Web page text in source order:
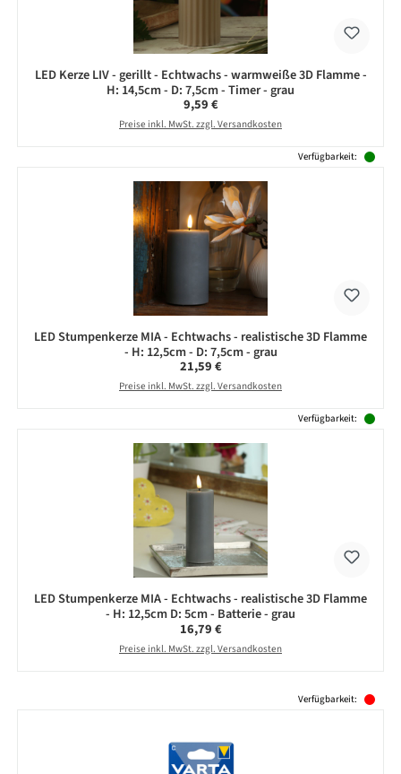
LED Kerze LIV - gerillt - Echtwachs - warmweiße 3D Flamme -
H: 14,5cm - D: 7,5cm - Timer - grau
Regulärer Preis:
9,59 €
Preise inkl. MwSt. zzgl. Versandkosten
Verfügbarkeit:
LED Stumpenkerze MIA - Echtwachs - realistische 3D Flamme
- H: 12,5cm - D: 7,5cm - grau
Regulärer Preis:
21,59 €
Preise inkl. MwSt. zzgl. Versandkosten
Verfügbarkeit:
LED Stumpenkerze MIA - Echtwachs - realistische 3D Flamme
- H: 12,5cm D: 5cm - Batterie - grau
Regulärer Preis:
16,79 €
Preise inkl. MwSt. zzgl. Versandkosten
Verfügbarkeit: